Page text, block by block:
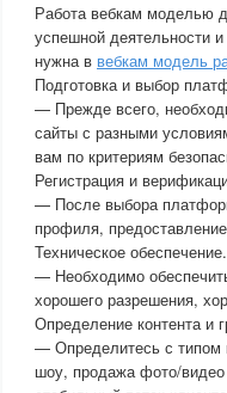
Работа вебкам моделью
успешной деятельности
нужна в вебкам модель
Подготовка и выбор
— Прежде всего,
сайты с разными
вам по критериям
Регистрация и
— После выбора
профиля,
Техническое обеспечение.
— Необходимо
хорошего разрешения,
Определение контента и
— Определитесь с типом
шоу, продажа фото/